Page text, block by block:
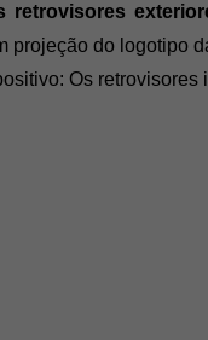
retrovisores
projeção do logotipo
Os